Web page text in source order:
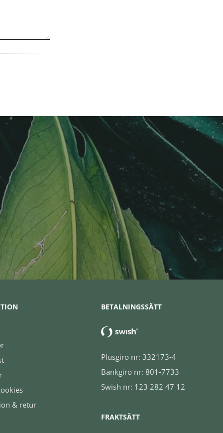
& retur
BETALNINGSSÄTT
Plusgiro nr: 332173-4
Bankgiro nr: 801-7733
Swish nr: 123 282 47 12
FRAKTSÄTT